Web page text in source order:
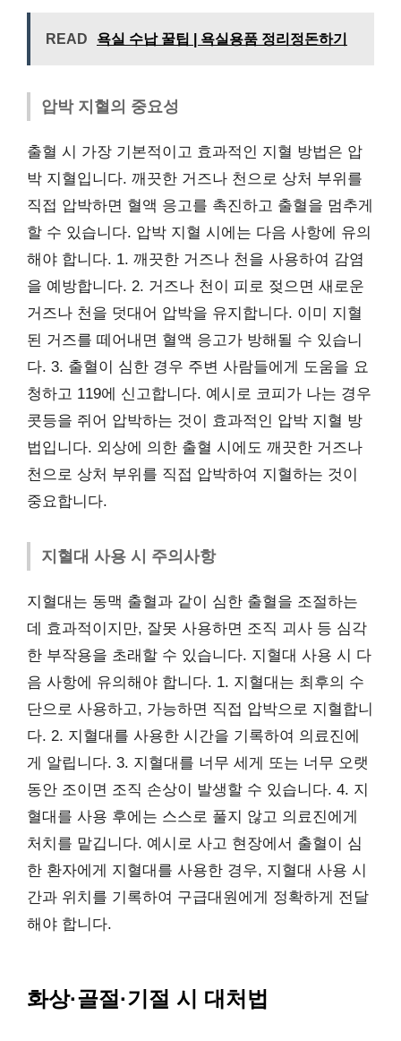
READ 욕실 수납 꿀팁 | 욕실용품 정리정돈하기
압박 지혈의 중요성
출혈 시 가장 기본적이고 효과적인 지혈 방법은 압
박 지혈입니다. 깨끗한 거즈나 천으로 상처 부위를
직접 압박하면 혈액 응고를 촉진하고 출혈을 멈추게
할 수 있습니다. 압박 지혈 시에는 다음 사항에 유의
해야 합니다. 1. 깨끗한 거즈나 천을 사용하여 감염
을 예방합니다. 2. 거즈나 천이 피로 젖으면 새로운
거즈나 천을 덧대어 압박을 유지합니다. 이미 지혈
된 거즈를 떼어내면 혈액 응고가 방해될 수 있습니
다. 3. 출혈이 심한 경우 주변 사람들에게 도움을 요
청하고 119에 신고합니다. 예시로 코피가 나는 경우
콧등을 쥐어 압박하는 것이 효과적인 압박 지혈 방
법입니다. 외상에 의한 출혈 시에도 깨끗한 거즈나
천으로 상처 부위를 직접 압박하여 지혈하는 것이
중요합니다.
지혈대 사용 시 주의사항
지혈대는 동맥 출혈과 같이 심한 출혈을 조절하는
데 효과적이지만, 잘못 사용하면 조직 괴사 등 심각
한 부작용을 초래할 수 있습니다. 지혈대 사용 시 다
음 사항에 유의해야 합니다. 1. 지혈대는 최후의 수
단으로 사용하고, 가능하면 직접 압박으로 지혈합니
다. 2. 지혈대를 사용한 시간을 기록하여 의료진에
게 알립니다. 3. 지혈대를 너무 세게 또는 너무 오랫
동안 조이면 조직 손상이 발생할 수 있습니다. 4. 지
혈대를 사용 후에는 스스로 풀지 않고 의료진에게
처치를 맡깁니다. 예시로 사고 현장에서 출혈이 심
한 환자에게 지혈대를 사용한 경우, 지혈대 사용 시
간과 위치를 기록하여 구급대원에게 정확하게 전달
해야 합니다.
화상·골절·기절 시 대처법